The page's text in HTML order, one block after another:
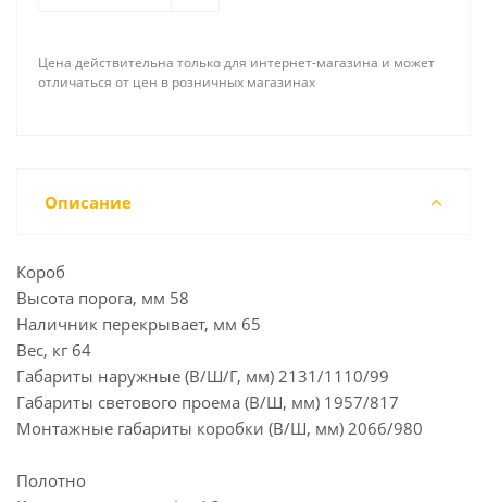
Цена действительна только для интернет-магазина и может
отличаться от цен в розничных магазинах
Описание
Короб
Высота порога, мм 58
Наличник перекрывает, мм 65
Вес, кг 64
Габариты наружные (В/Ш/Г, мм) 2131/1110/99
Габариты светового проема (В/Ш, мм) 1957/817
Монтажные габариты коробки (В/Ш, мм) 2066/980
Полотно